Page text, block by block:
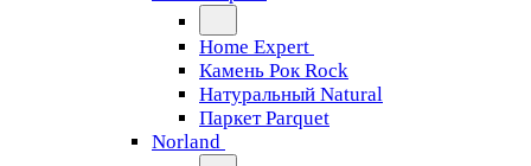
Home Expert
Камень Рок Rock
Натуральный Natural
Паркет Parquet
Norland